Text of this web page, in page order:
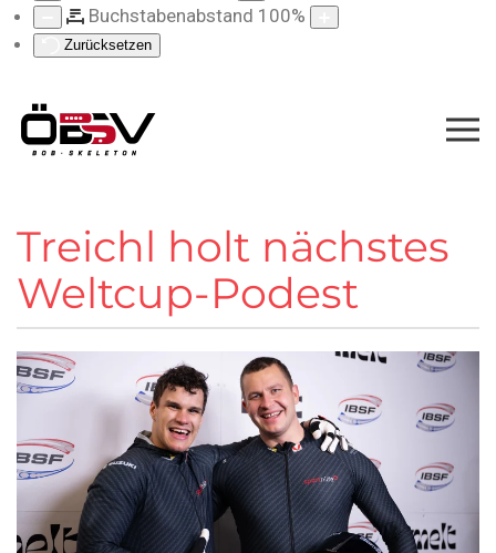
Buchstabenabstand 100%
Zurücksetzen
Treichl holt nächstes
Weltcup-Podest